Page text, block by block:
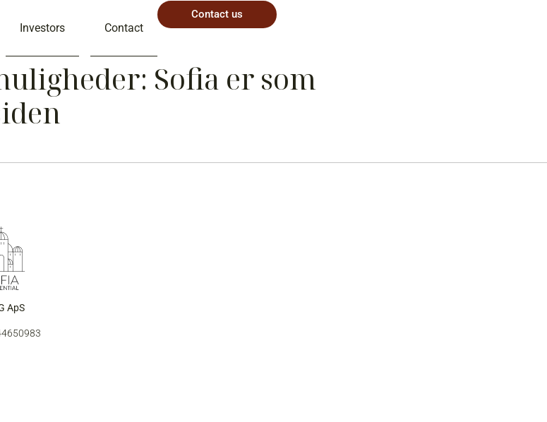
Investors Contact
Contact us
Sofia er som
ApS